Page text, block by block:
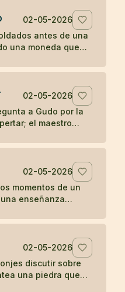
02-05-2026
antes de una
una moneda que
02-05-2026
a Gudo por la
el maestro
02-05-2026
momentos de un
enseñanza
02-05-2026
discutir sobre
una piedra que